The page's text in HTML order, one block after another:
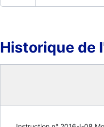
Historique de